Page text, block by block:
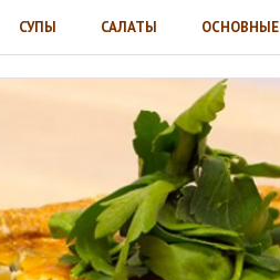
СУПЫ САЛАТЫ ОСНОВНЫЕ